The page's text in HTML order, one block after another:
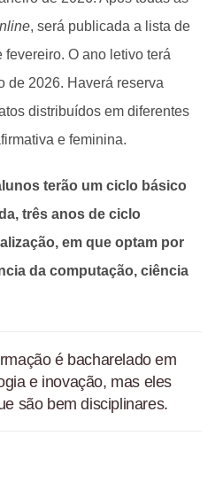
, será publicada a lista de
O ano letivo terá
de 2026. Haverá reserva
distribuídos em diferentes
e feminina.
terão um ciclo básico
três anos de ciclo
em que optam por
da computação, ciência
é bacharelado em
e inovação, mas eles
são bem disciplinares.